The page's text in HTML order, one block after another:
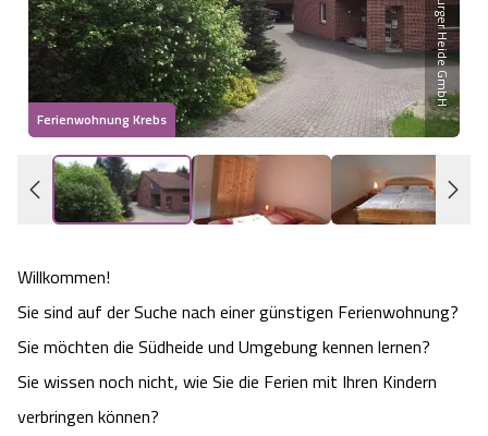
Heideflächen
Freizeitparks
Vital Urlaub
Städte
Ferienwohnungen
Ferienhäuser
Naturpark Südheide
Naturerlebnis im Frühling
Naturerlebnis im Sommer
Naturerlebnis im Herbst
Ausflugsziele
Wandern
Quad Bahn Bispingen
Kletterparks
Designer Outlet Soltau
Abenteuerlabyrinth
Adventure Schnucken Golf
Serengeti Park
Thermen
Vegan, Fasten & Co.
Gesund & Fit
Balance
Wellness-Unterkünfte
Die Hansestadt Lüneburg
Sehenswürdigkeiten Lüneburg
Shopping Lüneburg
Kulinarisches Lüneburg
Veranstaltungen & Führungen Lüneburg
Die Residenzstadt Celle
Hoher Kontrast Modus:
Schriftgröße: A A A
Ferienwohnung Krebs
Willkommen!
Sie sind auf der Suche nach einer günstigen Ferienwohnung?
Sie möchten die Südheide und Umgebung kennen lernen?
Sie wissen noch nicht, wie Sie die Ferien mit Ihren Kindern
verbringen können?